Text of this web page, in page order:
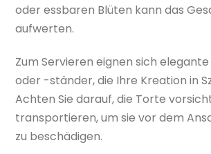
oder essbaren Blüten kann das
aufwerten.
Zum Servieren eignen sich
oder -ständer, die Ihre Kreation in
Achten Sie darauf, die Torte
transportieren, um sie vor dem
zu beschädigen.